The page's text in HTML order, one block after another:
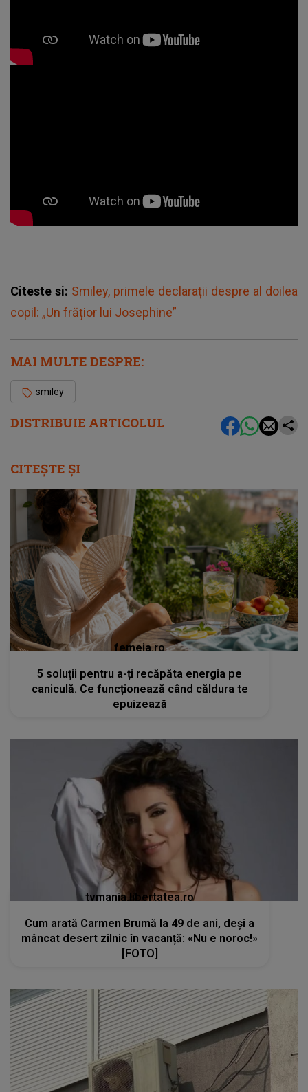
DISTRIBUIE ARTICOLUL
Citeste si: Smiley, primele declarații despre al doilea
copil: „Un frățior lui Josephine”
MAI MULTE DESPRE:
smiley
CITEȘTE ȘI
femeia.ro
5 soluții pentru a-ți recăpăta energia pe
caniculă. Ce funcționează când căldura te
epuizează
tvmania.libertatea.ro
Cum arată Carmen Brumă la 49 de ani, deși a
mâncat desert zilnic în vacanță: «Nu e noroc!»
[FOTO]